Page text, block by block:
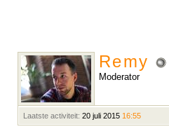
Remy
Moderator
Laatste activiteit: 20 juli 2015 16:55